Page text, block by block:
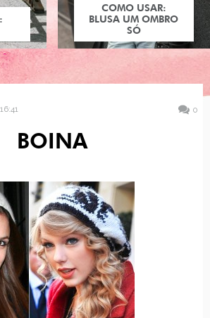
COMO USAR:
BLUSA UM OMBRO
SÓ
0
BOINA